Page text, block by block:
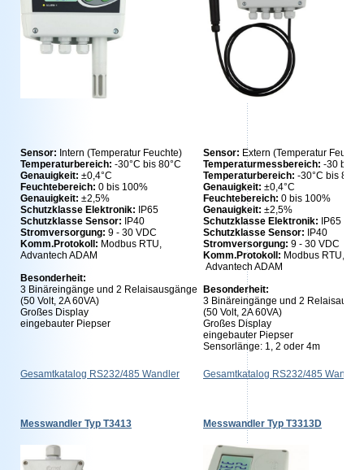
Sensor: Intern (Temperatur Feuchte)
Temperaturbereich: -30°C bis 80°C
Genauigkeit: ±0,4°C
Feuchtebereich: 0 bis 100%
Genauigkeit: ±2,5%
Schutzklasse Elektronik:
IP65
Schutzklasse Sensor:
IP40
Stromversorgung: 9 - 30 VDC
Komm.Protokoll: Modbus RTU,
Advantech ADAM
Besonderheit:
3 Binäreingänge und 2 Relaisausgänge
(50 Volt, 2A 60VA)
Großes Display
eingebauter Piepser
Sensor: Extern (Temperatur
Temperaturmessbereich: -30 b.
Temperaturbereich: -30°C bis 80°C
Genauigkeit: ±0,4°C
Feuchtebereich: 0 bis 100%
Genauigkeit: ±2,5%
Schutzklasse Elektronik:
IP65
Schutzklasse Sensor:
IP40
Stromversorgung: 9 - 30 VDC
Komm.Protokoll: Modbus RTU,
Advantech ADAM
Besonderheit:
3 Binäreingänge und 2
(50 Volt, 2A 60VA)
Großes Display
eingebauter Piepser
Sensorlänge: 1, 2 oder 4m
Gesamtkatalog RS232/485 Wandler Gesamtkatalog RS232/485 Wandler
Messwandler Typ T3413 Messwandler Typ T3313D